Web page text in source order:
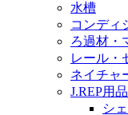
水槽
コンディ
ろ過材・
レール・
ネイチャ
J.REP用品
シ